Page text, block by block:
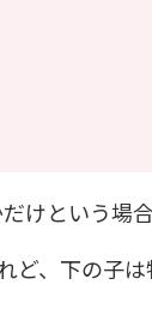
けという場合
ど、下の子